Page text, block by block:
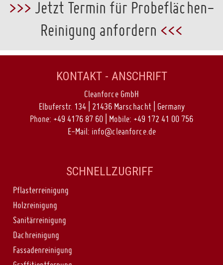
>>> Jetzt Termin für Probeflächen-
Reinigung anfordern <<<
KONTAKT - ANSCHRIFT
Cleanforce GmbH
Elbuferstr. 134 | 21436 Marschacht | Germany
Phone: +49 4176 87 60 | Mobile: +49 172 41 00 756
E-Mail: info@cleanforce.de
SCHNELLZUGRIFF
Pflasterreinigung
Holzreinigung
Sanitärreinigung
Dachreinigung
Fassadenreinigung